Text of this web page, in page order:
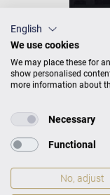
В конце 80-х
постоянно
всех уголках
момент не
королём поп-
Давид Хельбок
австрийская
English
We use cookies
We may place these for
show personalised
more information about
Necessary
Functional
No, adjust